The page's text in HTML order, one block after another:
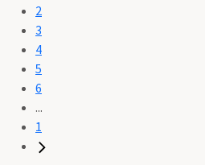
2
3
4
5
6
...
1